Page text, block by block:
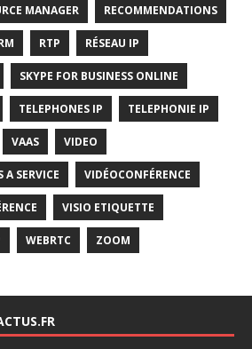
MANAGER RECOMMENDATIONS
RTP RÉSEAU IP
SKYPE FOR BUSINESS ONLINE
TELEPHONES IP TELEPHONIE IP
VAAS VIDEO
A SERVICE VIDÉOCONFÉRENCE
VISIO ETIQUETTE
WEBRTC ZOOM